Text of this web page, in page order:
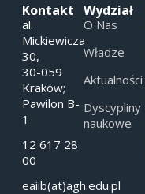
Kontakt
al.
Mickiewicza
30,
30-059
Kraków;
Pawilon B-
1
12 617 28
00
eaiib(at)agh.edu.pl
Wydział
O Nas
Władze
Aktualności
Dyscypliny
naukowe